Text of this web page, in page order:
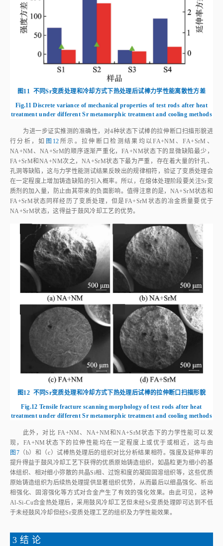
图11 不同Sr变质处理和冷却方式下热处理后试棒力学性能离散性方差
Fig.11 Discrete variance of mechanical properties of test rods after heat
treatment under different Sr metamorphic treatment and cooling methods
为进一步证实推测的准确性，对4种状态下试棒的拉伸断口扫描形貌进
行分析，如 图12 所示。拉伸断口检测结果均以FA+NM、FA+SrM、
NA+NM、NA+SrM的顺序逐渐严重化，FA+NM状态下的显微缺陷最少，
FA+SrM和NA+NM次之，NA+SrM状态下最为严重，存在着大量的针孔、
孔洞等缺陷，这与力学性能测试结果反映出的规律相符，验证了变质处理会
在一定程度上增加铸造缺陷的引入概率。所以，在熔体处理阶段要关注Sr变
质剂的加入量，防止由其带来的负面影响。值得注意的是，NA+SrM状态和
FA+SrM状态同样经历了变质处理，但是FA+SrM状态的冶金质量要优于
NA+SrM状态，这得益于鼓风冷却工艺的优势。
图12 不同Sr变质处理和冷却方式下热处理后试棒的拉伸断口扫描形貌
Fig.12 Tensile fracture scanning morphology of test rods after heat
treatment under different Sr metamorphic treatment and cooling methods
此外，对比 FA+NM、NA+NM和NA+SrM状态下的力学性能可以发
现，FA+NM状态下的拉伸性能均在一定程度上或优于或相近，这与由
图7（b）和（c）试棒热处理后的组织对比分析结果相符。强度及延伸率的
提升得益于鼓风冷却工艺下获得的优质原始铸造组织，如晶粒更为细小的基
体组织、相对细小弥散的共晶Si相、过饱和度的凝固固溶组织等，这些优质
原始铸造组织为后续热处理提供显著组织优势，从而最后以细晶强化、析出
相强化、固溶强化等方式对合金产生了有效的强化效果。由此可见，这种
Al‑Si‑Cu合金热处理后，采用鼓风冷却工艺但未经Sr变质处理即可达到不低
于未经鼓风冷却但经Sr变质处理工艺的组织及力学性能效果。
3 结 论